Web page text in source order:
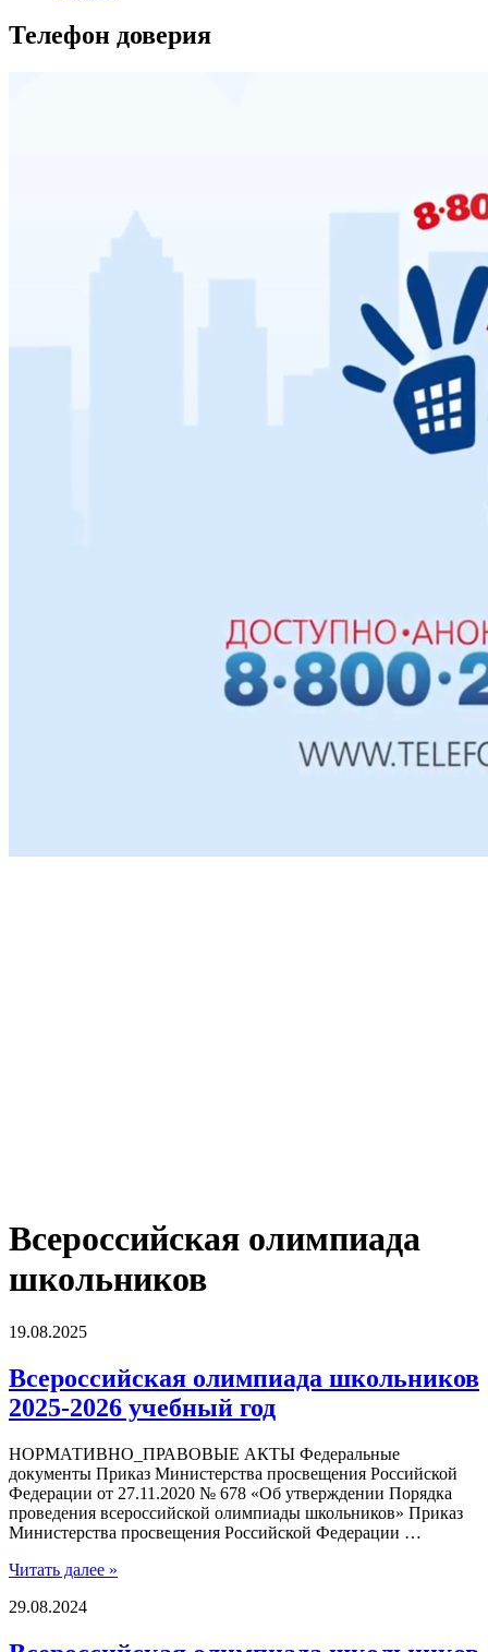
Телефон доверия
Всероссийская олимпиада
школьников
19.08.2025
Всероссийская олимпиада школьников
2025-2026 учебный год
НОРМАТИВНО_ПРАВОВЫЕ АКТЫ Федеральные
документы Приказ Министерства просвещения Российской
Федерации от 27.11.2020 № 678 «Об утверждении Порядка
проведения всероссийской олимпиады школьников» Приказ
Министерства просвещения Российской Федерации …
Читать далее »
29.08.2024